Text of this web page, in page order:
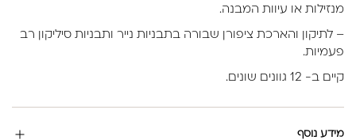
מנזילות או עיוות המבנה.
– לתיקון והארכת ציפורן שבורה בתבניות נייר ותבניות סיליקון רב
פעמיות.
קיים ב- 12 גוונים שונים.
מידע נוסף